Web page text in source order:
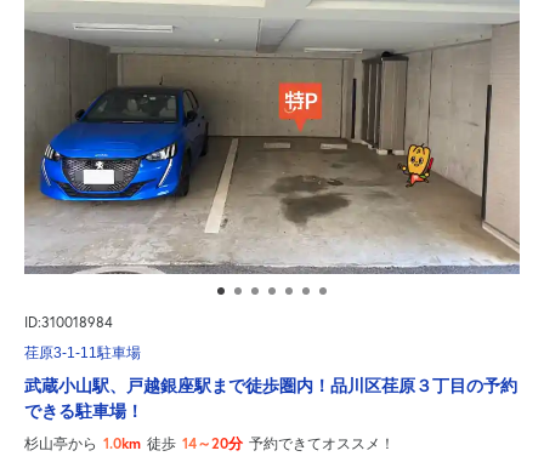
ID:310018984
荏原3-1-11駐車場
武蔵小山駅、戸越銀座駅まで徒歩圏内！品川区荏原３丁目の予約
できる駐車場！
杉山亭から 1.0km 徒歩 14～20分 予約できてオススメ！